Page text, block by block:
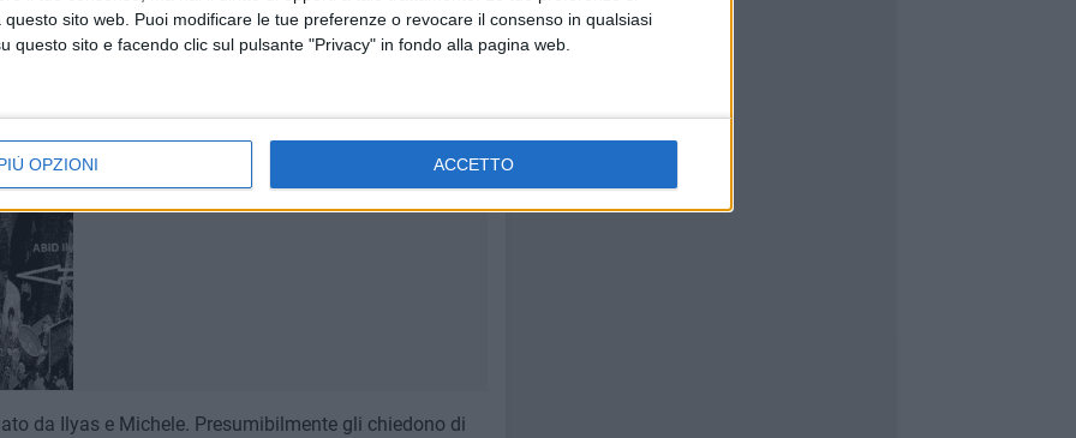
sito web. Puoi modificare le tue preferenze o revocare il consenso in qualsiasi
questo sito e facendo clic sul pulsante "Privacy" in fondo alla pagina web.
OPZIONI ACCETTO
della Procura con l'ipotesi diomicidio volontario
effettuate sino ad ora, infatti, tutto sarebbe
centro storico, come testimoniano le
2 FOTO
da Ilyas e Michele. Presumibilmente gli chiedono di